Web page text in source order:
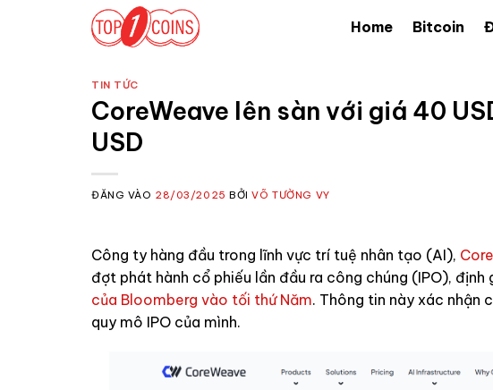
Home Bitcoin
TIN TỨC
CoreWeave lên sàn với giá 40
USD
ĐĂNG VÀO 28/03/2025 BỞIVÕ TƯỜNG VY
Công ty hàng đầu trong lĩnh vực trí tuệ nhân tạo (AI),
đợt phát hành cổ phiếu lần đầu ra công chúng (IPO),
của Bloomberg vào tối thứ Năm. Thông tin này xác nhận
quy mô IPO của mình.